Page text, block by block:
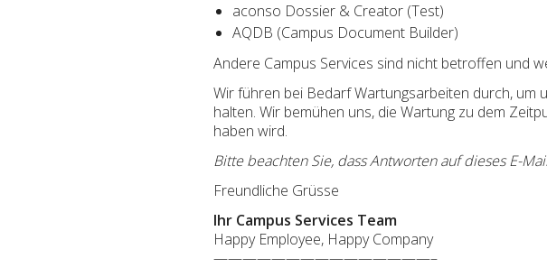
aconso Dossier & Creator (Test)
AQDB (Campus Document Builder)
Andere Campus Services sind nicht betroffen und
Wir führen bei Bedarf Wartungsarbeiten durch, um
halten. Wir bemühen uns, die Wartung zu dem
haben wird.
Bitte beachten Sie, dass Antworten auf dieses E-
Freundliche Grüsse
Ihr Campus Services Team
Happy Employee, Happy Company
———————————————–